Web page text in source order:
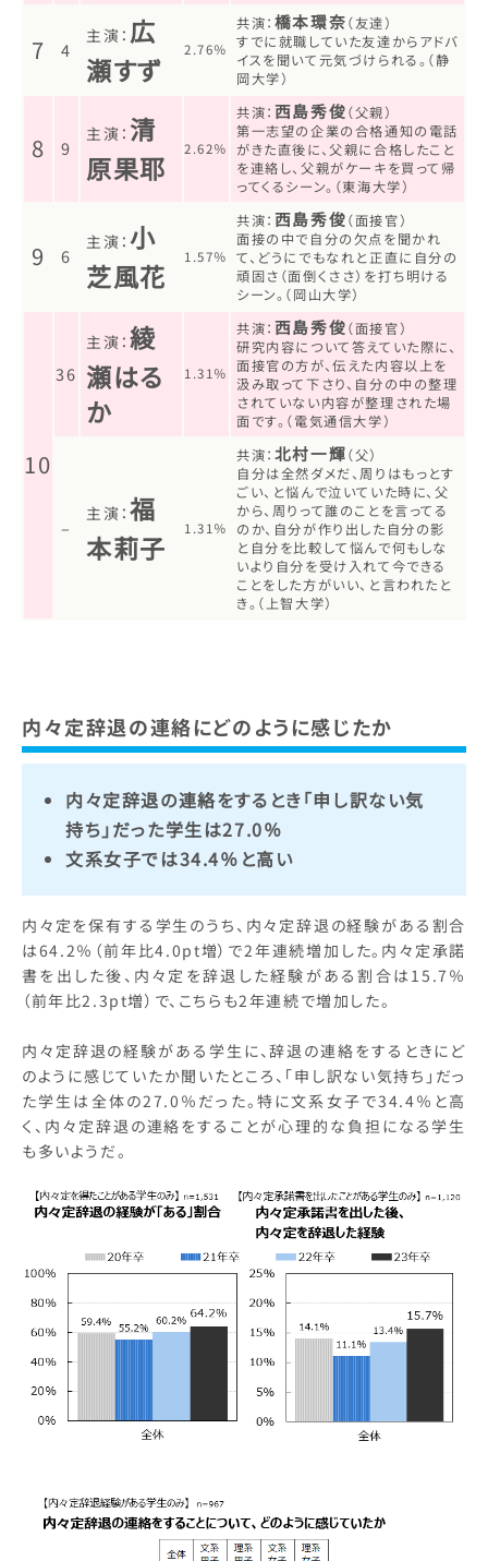
7 4
主演： 広
瀬すず
2.76％
共演： 橋本環奈（友達）
すでに就職していた友達からアドバ
イスを聞いて元気づけられる。（静
岡大学）
8 9
主演： 清
原果耶
2.62％
共演： 西島秀俊（父親）
第一志望の企業の合格通知の電話
がきた直後に、父親に合格したこと
を連絡し、父親がケーキを買って帰
ってくるシーン。（東海大学）
9 6
主演： 小
芝風花
1.57％
共演： 西島秀俊（面接官）
面接の中で自分の欠点を聞かれ
て、どうにでもなれと正直に自分の
頑固さ（面倒くささ）を打ち明ける
シーン。（岡山大学）
10
36
主演： 綾
瀬はる
か
1.31％
共演： 西島秀俊（面接官）
研究内容について答えていた際に、
面接官の方が、伝えた内容以上を
汲み取って下さり、自分の中の整理
されていない内容が整理された場
面です。（電気通信大学）
–
主演： 福
本莉子
1.31％
共演： 北村一輝（父）
自分は全然ダメだ、周りはもっとす
ごい、と悩んで泣いていた時に、父
から、周りって誰のことを言ってる
のか、自分が作り出した自分の影
と自分を比較して悩んで何もしな
いより自分を受け入れて今できる
ことをした方がいい、と言われたと
き。（上智大学）
内々定辞退の連絡にどのように感じたか
内々定辞退の連絡をするとき「申し訳ない気
持ち」だった学生は27.0％
文系女子では34.4％と高い
内々定を保有する学生のうち、内々定辞退の経験がある割合
は64.2％（前年比4.0pt増）で2年連続増加した。内々定承諾
書を出した後、内々定を辞退した経験がある割合は15.7％
（前年比2.3pt増）で、こちらも2年連続で増加した。
内々定辞退の経験がある学生に、辞退の連絡をするときにど
のように感じていたか聞いたところ、「申し訳ない気持ち」だっ
た学生は全体の27.0％だった。特に文系女子で34.4％と高
く、内々定辞退の連絡をすることが心理的な負担になる学生
も多いようだ。